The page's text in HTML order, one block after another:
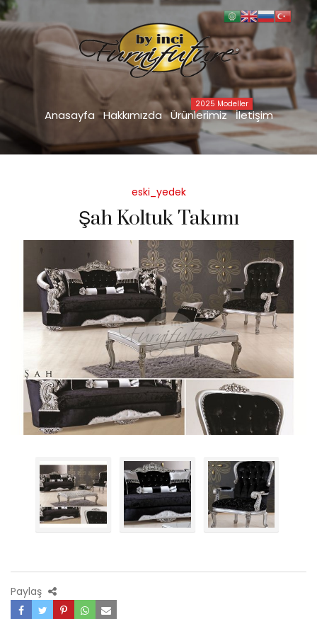
Anasayfa Hakkımızda Ürünlerimiz
2025 Modeller
İletişim
eski_yedek Şah Koltuk Takımı
Posted
eski_yedek
Şah Koltuk Takımı
Paylaş